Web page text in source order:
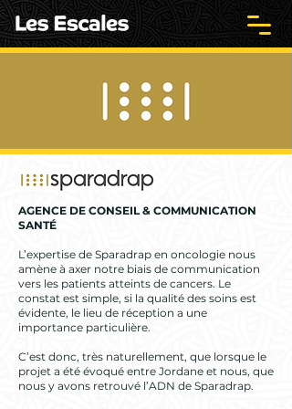
AGENCE DE CONSEIL & COMMUNICATION
SANTÉ
L’expertise de Sparadrap en oncologie nous
amène à axer notre biais de communication
vers les patients atteints de cancers. Le
constat est simple, si la qualité des soins est
évidente, le lieu de réception a une
importance particulière.
C’est donc, très naturellement, que lorsque le
projet a été évoqué entre Jordane et nous, que
nous y avons retrouvé l’ADN de Sparadrap.